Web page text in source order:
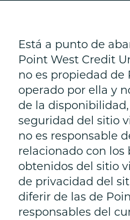
web
Está a punto de
Point West Credit
no es propiedad de
operado por ella y
de la
seguridad del sitio
no es responsable
relacionado con los
obtenidos del sitio
de privacidad del
diferir de las de
responsables del